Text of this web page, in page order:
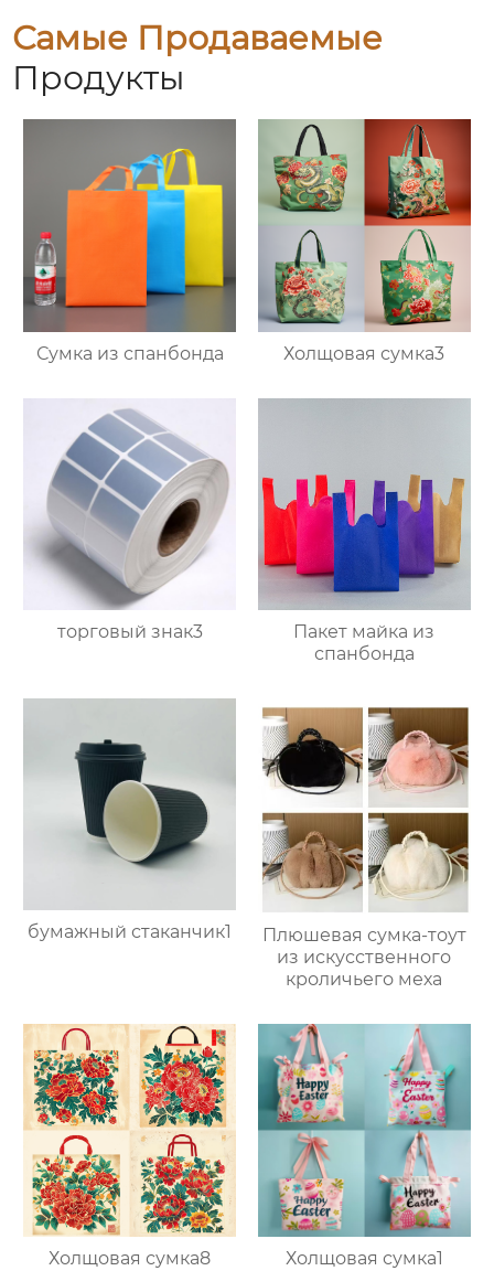
Самые Продаваемые
Продукты
Сумка из спанбонда Холщовая сумка3
торговый знак3
Пакет майка из
спанбонда
бумажный стаканчик1
Плюшевая сумка-тоут
из искусственного
кроличьего меха
Холщовая сумка8 Холщовая сумка1